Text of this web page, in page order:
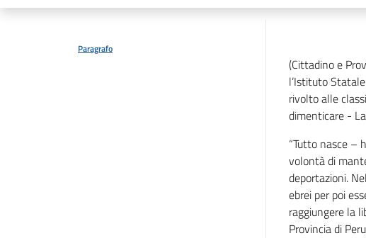
Paragrafo
(Cittadino e
l’Istituto
rivolto alle
dimenticare -
“Tutto nasce –
volontà di
deportazioni.
ebrei per poi
raggiungere la
Provincia di